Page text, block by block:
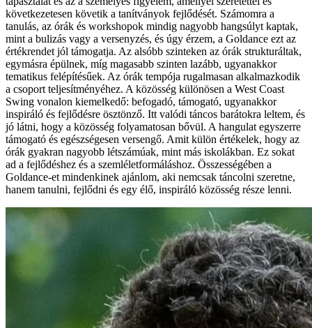
következetesen követik a tanítványok fejlődését. Számomra a
tanulás, az órák és workshopok mindig nagyobb hangsúlyt kaptak,
mint a bulizás vagy a versenyzés, és úgy érzem, a Goldance ezt az
értékrendet jól támogatja. Az alsóbb szinteken az órák strukturáltak,
egymásra épülnek, míg magasabb szinten lazább, ugyanakkor
tematikus felépítésűek. Az órák tempója rugalmasan alkalmazkodik
a csoport teljesítményéhez. A közösség különösen a West Coast
Swing vonalon kiemelkedő: befogadó, támogató, ugyanakkor
inspiráló és fejlődésre ösztönző. Itt valódi táncos barátokra leltem, és
jó látni, hogy a közösség folyamatosan bővül. A hangulat egyszerre
támogató és egészségesen versengő. Amit külön értékelek, hogy az
órák gyakran nagyobb létszámúak, mint más iskolákban. Ez sokat
ad a fejlődéshez és a szemléletformáláshoz. Összességében a
Goldance-et mindenkinek ajánlom, aki nemcsak táncolni szeretne,
hanem tanulni, fejlődni és egy élő, inspiráló közösség része lenni.